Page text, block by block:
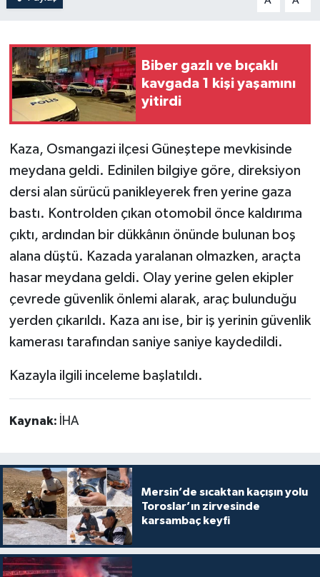
Biber gazlı ve bıçaklı
kavgada 1 kişi yaşamını
yitirdi
Kaza, Osmangazi ilçesi Güneştepe mevkisinde
meydana geldi. Edinilen bilgiye göre, direksiyon
dersi alan sürücü panikleyerek fren yerine gaza
bastı. Kontrolden çıkan otomobil önce kaldırıma
çıktı, ardından bir dükkânın önünde bulunan boş
alana düştü. Kazada yaralanan olmazken, araçta
hasar meydana geldi. Olay yerine gelen ekipler
çevrede güvenlik önlemi alarak, araç bulunduğu
yerden çıkarıldı. Kaza anı ise, bir iş yerinin güvenlik
kamerası tarafından saniye saniye kaydedildi.
Kazayla ilgili inceleme başlatıldı.
Kaynak: İHA
Mersin’de sıcaktan kaçışın yolu
Toroslar’ın zirvesinde
karsambaç keyfi